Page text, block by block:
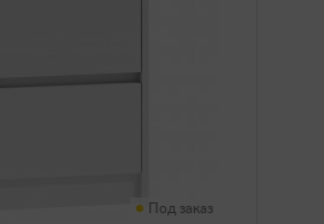
Под заказ